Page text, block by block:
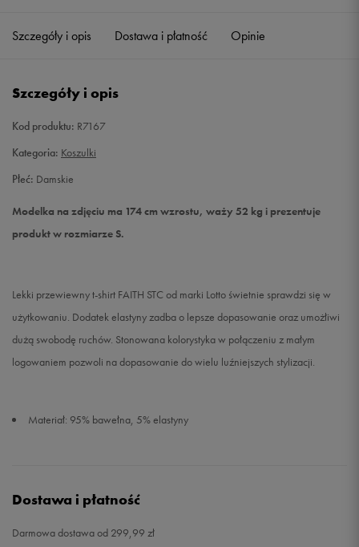
S Powiadom o dostępności
Szczegóły i opis Dostawa i płatność Opinie
Szczegóły i opis
Kod produktu: R7167
Kategoria: Koszulki
Płeć: Damskie
Modelka na zdjęciu ma 174 cm wzrostu, waży 52 kg i prezentuje
produkt w rozmiarze S.
Lekki przewiewny t-shirt FAITH STC od marki Lotto świetnie sprawdzi się w
użytkowaniu. Dodatek elastyny zadba o lepsze dopasowanie oraz umożłiwi
dużą swobodę ruchów. Stonowana kolorystyka w połączeniu z małym
logowaniem pozwoli na dopasowanie do wielu luźniejszych stylizacji.
Materiał: 95% bawełna, 5% elastyny
Dostawa i płatność
Darmowa dostawa od 299,99 zł